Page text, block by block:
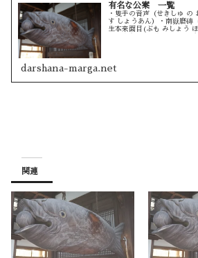
有名な公案 一覧
・隻手の音声（せきしゅ の
す しょうあん）・南嶽磨磚
生本来面目(ぶも みしょう
darshana-marga.net
関連